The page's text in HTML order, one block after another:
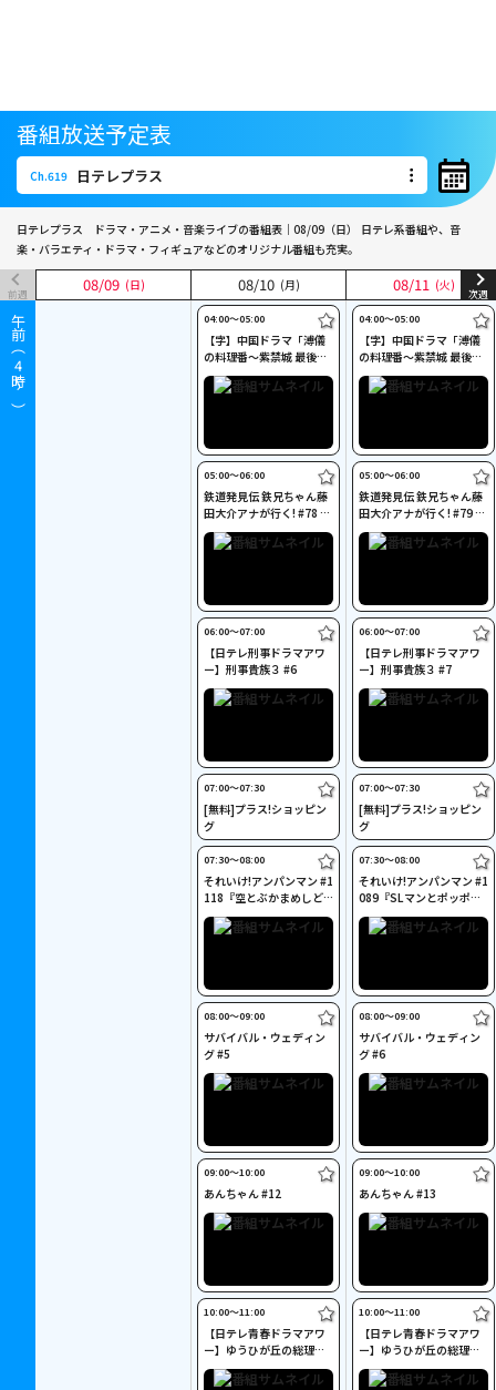
番組放送予定表
Ch.619 日テレプラス
Ch.619 日テレプラス
日テレプラス ドラマ・アニメ・音楽ライブの番組表｜08/09（日）
日テレ系番組や、音
楽・バラエティ・ドラマ・フィギュアなどのオリジナル番組も充実。
08/09 (日) 08/10 (月) 08/11 (火)
前週 次週
午前（
4
時～）
08/09 (日) 08/10 (月) 08/11 (火)
04:00〜05:00
【字】中国ドラマ「溥儀
の料理番～紫禁城 最後の
日々」 #35
05:00〜06:00
鉄道発見伝 鉄兄ちゃん藤
田大介アナが行く! #78 小
湊鐵道(千葉)
06:00〜07:00
【日テレ刑事ドラマアワ
ー】刑事貴族３ #6
07:00〜07:30
[無料]プラス!ショッピン
グ
07:30〜08:00
それいけ!アンパンマン #1
118『空とぶかまめしど
ん』ほか
08:00〜09:00
サバイバル・ウェディン
グ #5
09:00〜10:00
あんちゃん #12
10:00〜11:00
【日テレ青春ドラマアワ
ー】ゆうひが丘の総理大
臣 #36
04:00〜05:00
【字】中国ドラマ「溥儀
の料理番～紫禁城 最後の
日々」 #36
05:00〜06:00
鉄道発見伝 鉄兄ちゃん藤
田大介アナが行く! #79 房
総を走る特急列車に乗っ
て
06:00〜07:00
【日テレ刑事ドラマアワ
ー】刑事貴族３ #7
07:00〜07:30
[無料]プラス!ショッピン
グ
07:30〜08:00
それいけ!アンパンマン #1
089『SLマンとポッポち
ゃん』ほか
08:00〜09:00
サバイバル・ウェディン
グ #6
09:00〜10:00
あんちゃん #13
10:00〜11:00
【日テレ青春ドラマアワ
ー】ゆうひが丘の総理大
臣 #37